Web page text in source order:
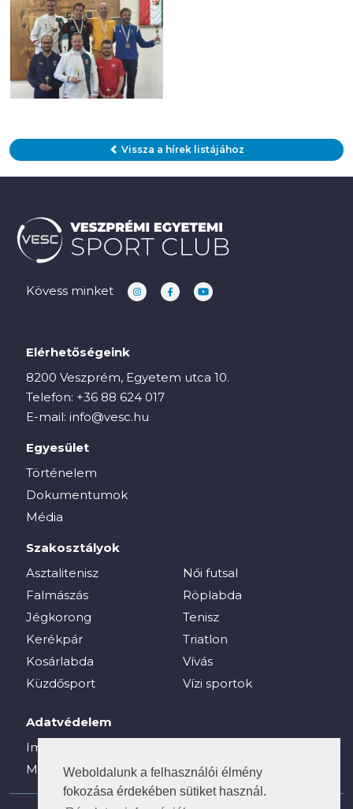
Weboldalunk a felhasználói élmény
fokozása érdekében sütiket használ.
Vissza a hírek listájához
Kövess minket
Elérhetőségeink
8200 Veszprém, Egyetem utca 10.
Telefon: +36 88 624 017
E-mail: info@vesc.hu
Egyesület
Történelem
Dokumentumok
Média
Szakosztályok
Asztalitenisz
Falmászás
Jégkorong
Kerékpár
Kosárlabda
Küzdősport
Női futsal
Röplabda
Tenisz
Triatlon
Vívás
Vízi sportok
Adatvédelem
Impresszum
Média